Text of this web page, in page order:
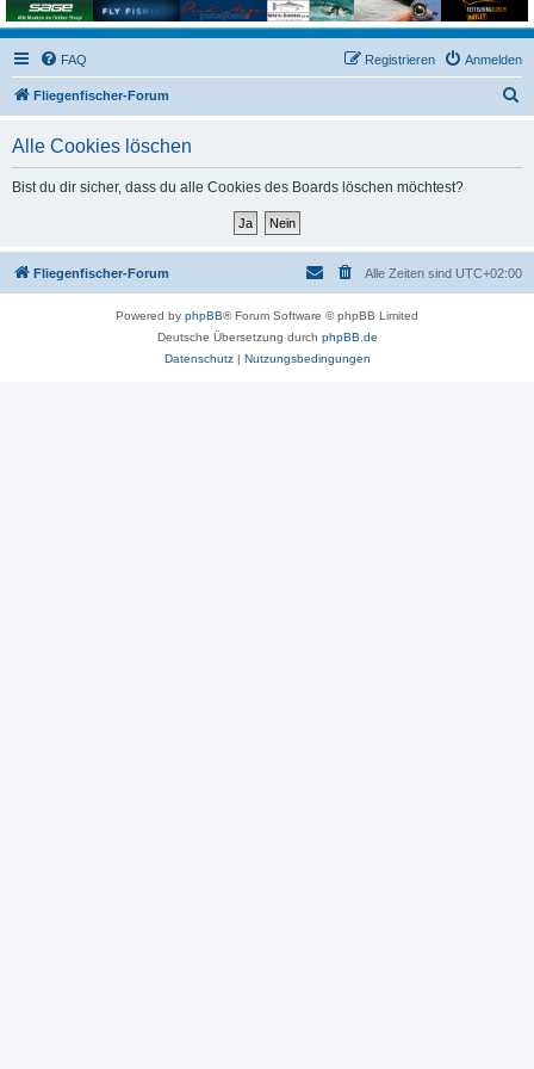
FAQ Anmelden
Registrieren
Fliegenfischer-Forum
Alle Cookies löschen
Bist du dir sicher, dass du alle Cookies des Boards löschen möchtest?
Fliegenfischer-Forum Alle Zeiten sind UTC+02:00
Powered by phpBB® Forum Software © phpBB Limited
Deutsche Übersetzung durch phpBB.de
Datenschutz| Nutzungsbedingungen